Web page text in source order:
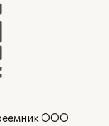
ООО